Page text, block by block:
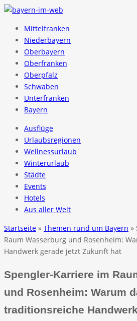
Mittelfranken
Niederbayern
Oberbayern
Oberfranken
Oberpfalz
Schwaben
Unterfranken
Bayern
Ausflüge
Urlaubsregionen
Wellnessurlaub
Winterurlaub
Städte
Events
Hotels
Aus aller Welt
Startseite » Themen rund um Bayern »
Raum Wasserburg und Rosenheim:
Handwerk gerade jetzt Zukunft hat
Spengler-Karriere im
und Rosenheim: Warum
traditionsreiche